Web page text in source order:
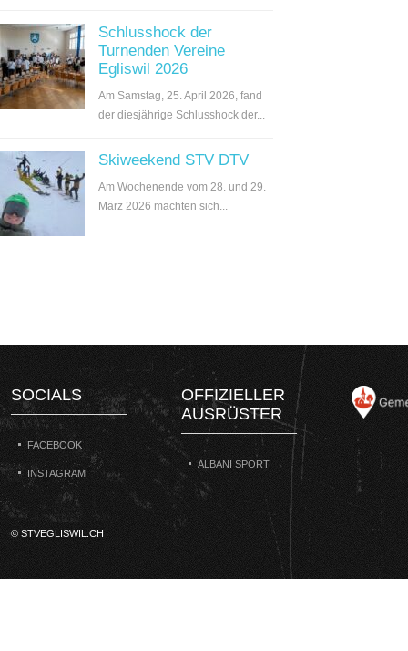
Schlusshock der
Turnenden Vereine
Egliswil 2026
Am Samstag, 25. April 2026, fand
der diesjährige Schlusshock der...
Skiweekend STV DTV
Am Wochenende vom 28. und 29.
März 2026 machten sich...
SOCIALS
FACEBOOK
INSTAGRAM
OFFIZIELLER
AUSRÜSTER
ALBANI SPORT
© STVEGLISWIL.CH